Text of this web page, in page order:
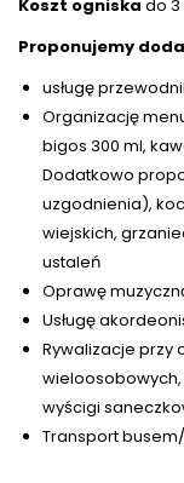
Koszt ogniska do 3
Proponujemy
usługę
Organizację
bigos 300 ml,
Dodatkowo
uzgodnienia),
wiejskich,
ustaleń
Oprawę
Usługę
Rywalizacje przy
wieloosobowych,
wyścigi
Transport